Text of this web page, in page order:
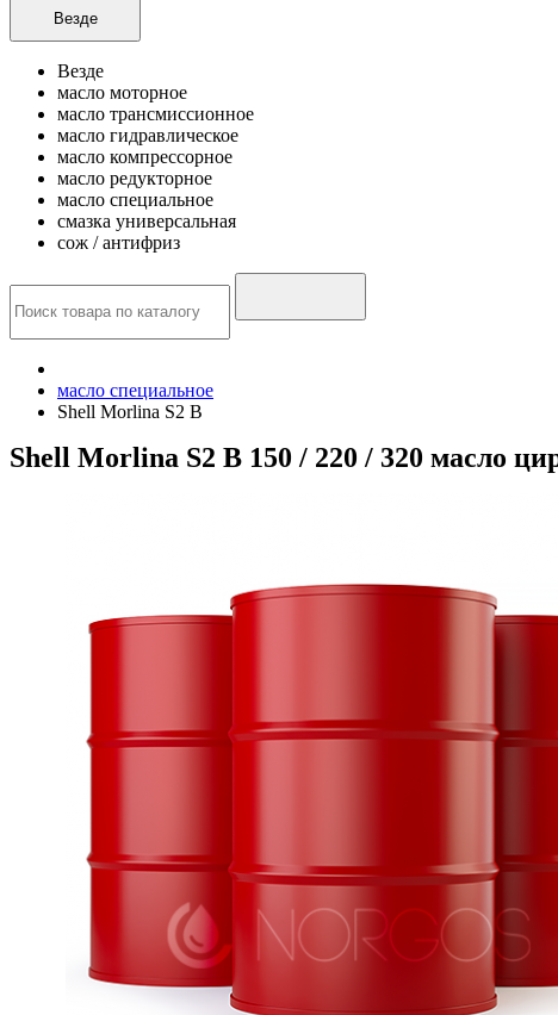
Везде
Везде
масло моторное
масло трансмиссионное
масло гидравлическое
масло компрессорное
масло редукторное
масло специальное
смазка универсальная
сож / антифриз
масло специальное
Shell Morlina S2 B
Shell Morlina S2 B 150 / 220 / 320 масло